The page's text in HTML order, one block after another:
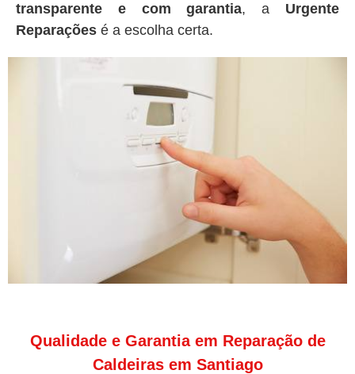
transparente e com garantia, a Urgente
Reparações é a escolha certa.
Qualidade e Garantia em Reparação de
Caldeiras em Santiago